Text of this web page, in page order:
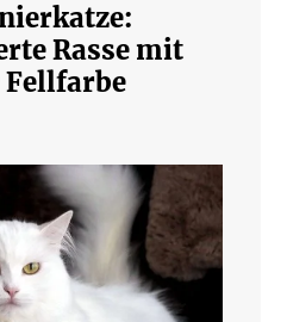
Rasse mit